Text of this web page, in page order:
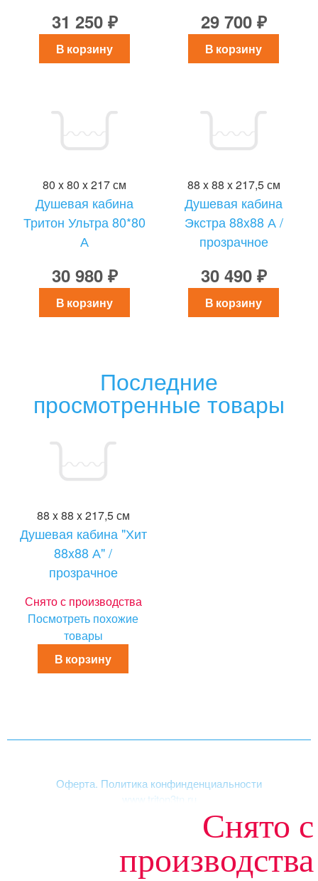
Снято с
производства
31 250 ₽
В корзину
29 700 ₽
В корзину
80 x 80 x 217 см
Душевая кабина
Тритон Ультра 80*80
А
30 980 ₽
В корзину
88 x 88 x 217,5 см
Душевая кабина
Экстра 88x88 А /
прозрачное
30 490 ₽
В корзину
Последние
просмотренные товары
88 x 88 x 217,5 см
Душевая кабина "Хит
88x88 А" /
прозрачное
Снято с производства
Посмотреть похожие
товары
В корзину
Оферта. Политика конфинденциальности
www.triton3tn.ru
Акриловые ванны